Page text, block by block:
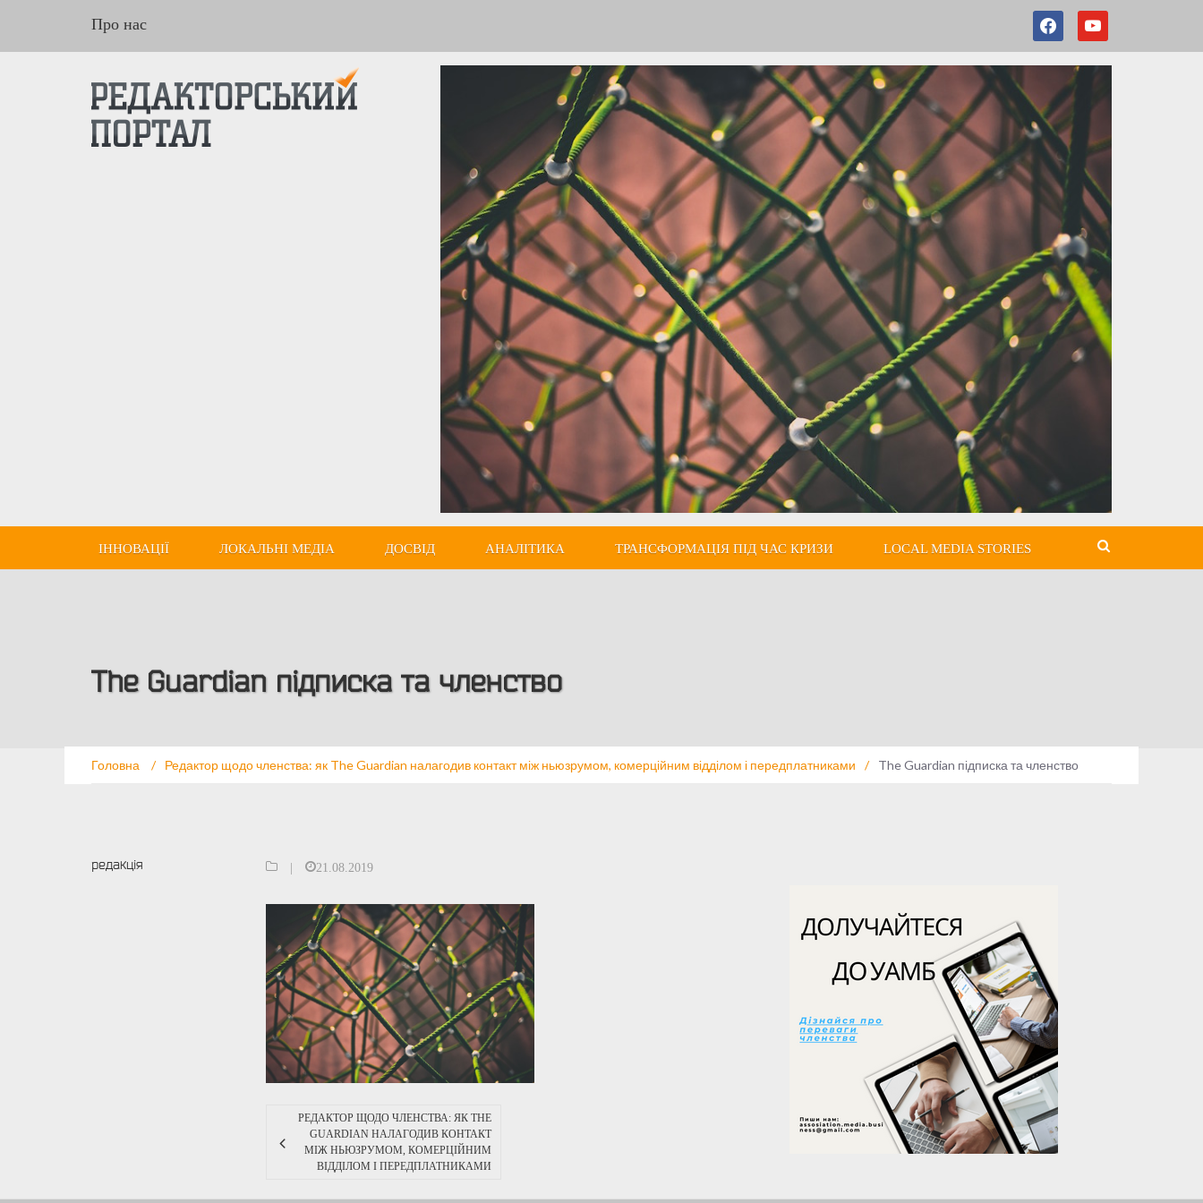
Про нас
ІННОВАЦІЇ ЛОКАЛЬНІ МЕДІА ДОСВІД АНАЛІТИКА ТРАНСФОРМАЦІЯ ПІД ЧАС КРИЗИ LOCAL MEDIA STORIES
The Guardian підписка та членство
Головна / Редактор щодо членства: як The Guardian налагодив контакт між ньюзрумом, комерційним відділом і передплатниками / The Guardian підписка та членство
редакція | 21.08.2019
РЕДАКТОР ЩОДО ЧЛЕНСТВА: ЯК THE
GUARDIAN НАЛАГОДИВ КОНТАКТ
МІЖ НЬЮЗРУМОМ, КОМЕРЦІЙНИМ
ВІДДІЛОМ І ПЕРЕДПЛАТНИКАМИ